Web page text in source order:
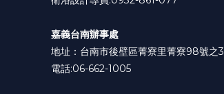
嘉義台南辦事處
地址：台南市後壁區菁寮里菁寮98號之3
電話:06-662-1005